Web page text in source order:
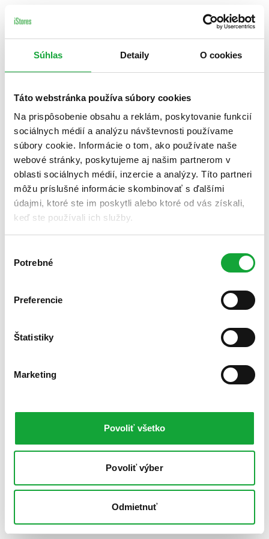
Súhlas Detaily O cookies
Táto webstránka používa súbory cookies
Na prispôsobenie obsahu a reklám, poskytovanie funkcií
sociálnych médií a analýzu návštevnosti používame
súbory cookie. Informácie o tom, ako používate naše
webové stránky, poskytujeme aj našim partnerom v
oblasti sociálnych médií, inzercie a analýzy. Títo partneri
môžu príslušné informácie skombinovať s ďalšími
údajmi, ktoré ste im poskytli alebo ktoré od vás získali,
keď ste používali ich služby.
súhlasu
Potrebné
Preferencie
Štatistiky
Marketing
Povoliť všetko
Povoliť výber
Odmietnuť